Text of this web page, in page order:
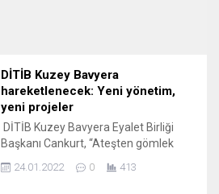
DİTİB Kuzey Bavyera
hareketlenecek: Yeni yönetim,
yeni projeler
DİTİB Kuzey Bavyera Eyalet Birliği
Başkanı Cankurt, “Ateşten gömlek
projelere imza atarak yolumuza
24.01.2022 0 413